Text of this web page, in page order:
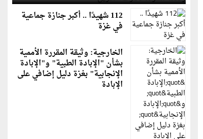
112 شهيدًا .. أكبر جنازة جماعية
في غزة
الخارجية: وثيقة المقررة الأممية
بشأن "الإبادة الطبية" و"الإبادة
الإنجابية" بغزة دليل إضافي على
الإبادة